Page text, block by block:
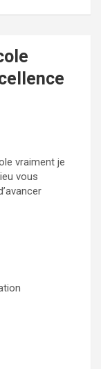
vraiment je
vous